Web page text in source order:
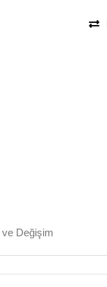
ve Değişim